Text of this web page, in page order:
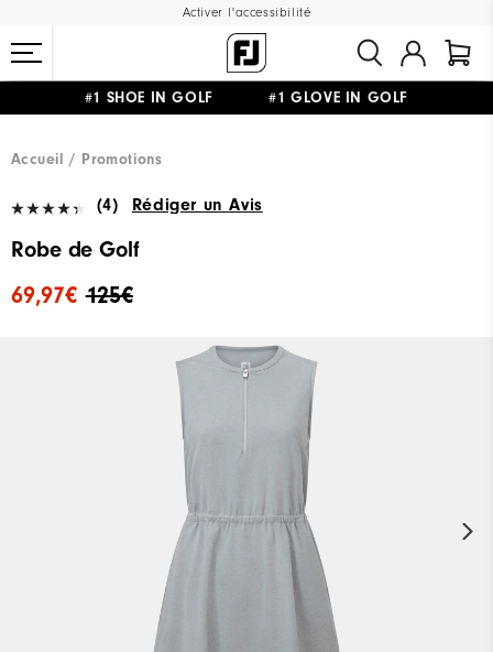
Activer l'accessibilité
#1 SHOE IN GOLF #1 GLOVE IN GOLF
Accueil
Promotions
(4) Rédiger un Avis
Robe de Golf
125€
69,97€